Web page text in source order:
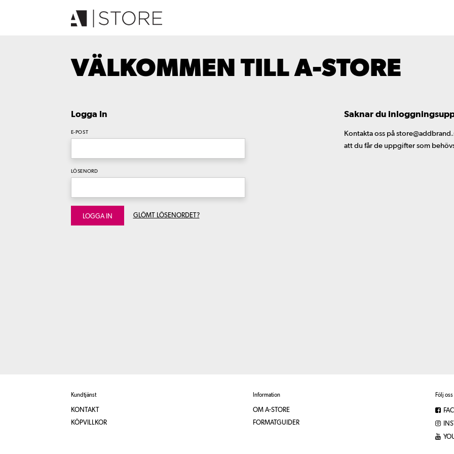
VÄLKOMMEN TILL A-STORE
Logga In
E-POST
LÖSENORD
LOGGA IN GLÖMT LÖSENORDET?
Saknar du
Kontakta oss på
att du får de uppgifter som
Kundtjänst
KONTAKT
KÖPVILLKOR
Information
OM A-STORE
FORMATGUIDER
Följ oss